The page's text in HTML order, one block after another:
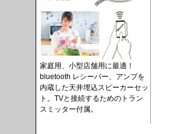
家庭用、小型店舗用に最適！
bluetooth レシーバー、アンプを
内蔵した天井埋込スピーカーセッ
ト。TVと接続するためのトラン
スミッター付属。